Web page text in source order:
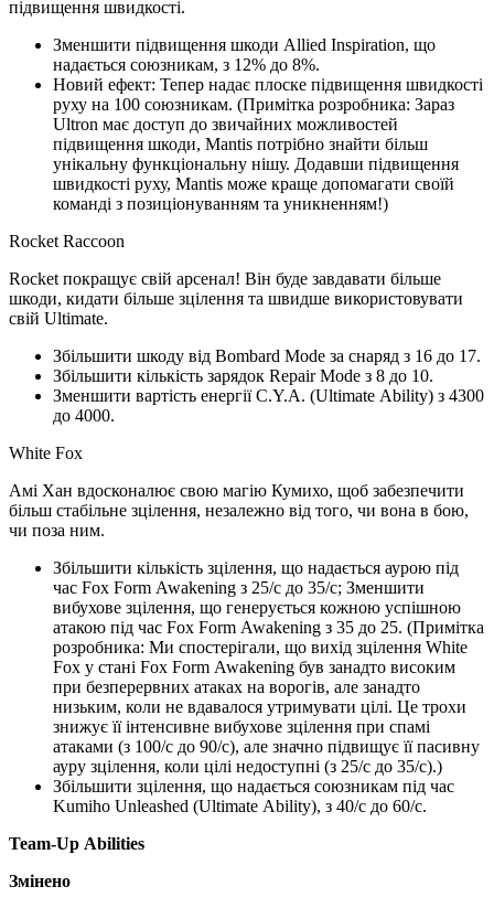
підвищення швидкості.
Зменшити підвищення шкоди Allied Inspiration, що
надається союзникам, з 12% до 8%.
Новий ефект: Тепер надає плоске підвищення швидкості
руху на 100 союзникам. (Примітка розробника: Зараз
Ultron має доступ до звичайних можливостей
підвищення шкоди, Mantis потрібно знайти більш
унікальну функціональну нішу. Додавши підвищення
швидкості руху, Mantis може краще допомагати своїй
команді з позиціонуванням та уникненням!)
Rocket Raccoon
Rocket покращує свій арсенал! Він буде завдавати більше
шкоди, кидати більше зцілення та швидше використовувати
свій Ultimate.
Збільшити шкоду від Bombard Mode за снаряд з 16 до 17.
Збільшити кількість зарядок Repair Mode з 8 до 10.
Зменшити вартість енергії C.Y.A. (Ultimate Ability) з 4300
до 4000.
White Fox
Амі Хан вдосконалює свою магію Кумихо, щоб забезпечити
більш стабільне зцілення, незалежно від того, чи вона в бою,
чи поза ним.
Збільшити кількість зцілення, що надається аурою під
час Fox Form Awakening з 25/с до 35/с; Зменшити
вибухове зцілення, що генерується кожною успішною
атакою під час Fox Form Awakening з 35 до 25. (Примітка
розробника: Ми спостерігали, що вихід зцілення White
Fox у стані Fox Form Awakening був занадто високим
при безперервних атаках на ворогів, але занадто
низьким, коли не вдавалося утримувати цілі. Це трохи
знижує її інтенсивне вибухове зцілення при спамі
атаками (з 100/с до 90/с), але значно підвищує її пасивну
ауру зцілення, коли цілі недоступні (з 25/с до 35/с).)
Збільшити зцілення, що надається союзникам під час
Kumiho Unleashed (Ultimate Ability), з 40/с до 60/с.
Team-Up Abilities
Змінено